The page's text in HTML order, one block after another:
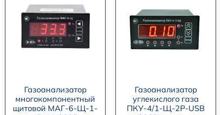
Газоанализатор
многокомпонентный
щитовой МАГ-6-Щ-1-
Газоанализатор
углекислого газа
ПКУ-4/1-Щ-2Р-USB